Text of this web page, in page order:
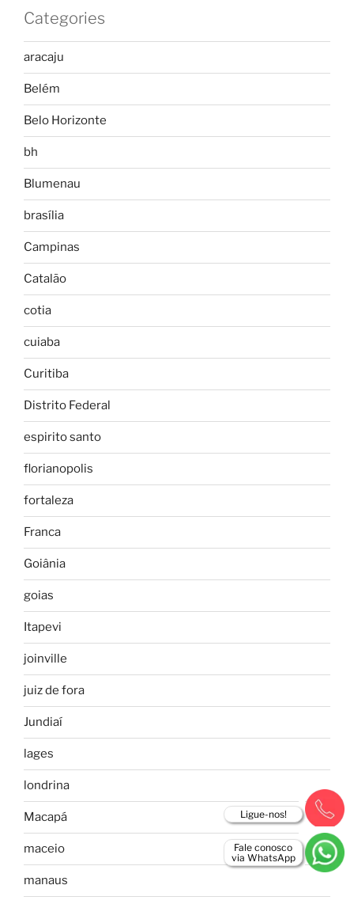
Fale conosco
via WhatsApp
Ligue-nos!
Categories
aracaju
Belém
Belo Horizonte
bh
Blumenau
brasília
Campinas
Catalão
cotia
cuiaba
Curitiba
Distrito Federal
espirito santo
florianopolis
fortaleza
Franca
Goiânia
goias
Itapevi
joinville
juiz de fora
Jundiaí
lages
londrina
Macapá
maceio
manaus